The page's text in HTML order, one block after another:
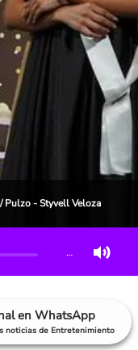
Pulzo - Styvell Veloza
…
en WhatsApp
noticias de Entretenimiento